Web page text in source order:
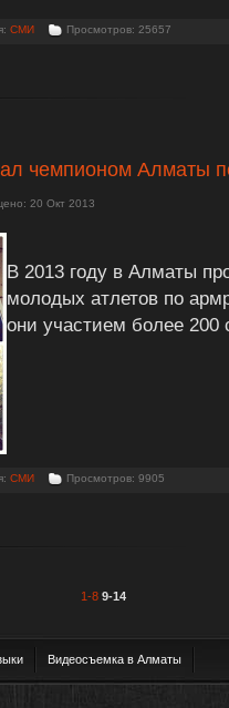
СМИ Просмотров: 25657
чемпионом Алматы
20 Окт 2013
В 2013 году в Алматы
молодых атлетов по
они участием более 200
СМИ Просмотров: 9905
1-8 9-14
Видеосъемка в Алматы